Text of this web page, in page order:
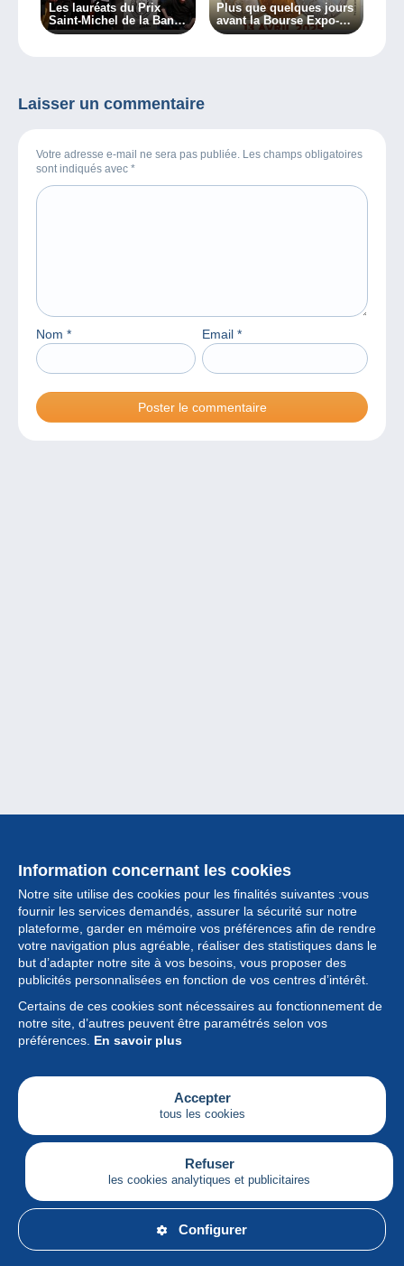
Les lauréats du Prix
Saint-Michel de la Bande
dessinée
Plus que quelques jours
avant la Bourse Expo-
vente de Saint-Cyr-sur-
Laisser un commentaire
Votre adresse e-mail ne sera pas publiée. Les champs obligatoires
sont indiqués avec *
Nom * Email *
Information concernant les cookies
Notre site utilise des cookies pour les finalités suivantes :vous
fournir les services demandés, assurer la sécurité sur notre
plateforme, garder en mémoire vos préférences afin de rendre
votre navigation plus agréable, réaliser des statistiques dans le
but d’adapter notre site à vos besoins, vous proposer des
publicités personnalisées en fonction de vos centres d’intérêt.
Certains de ces cookies sont nécessaires au fonctionnement de
notre site, d’autres peuvent être paramétrés selon vos
préférences. En savoir plus
Accepter
tous les cookies
Refuser
les cookies analytiques et publicitaires
Configurer
Collection
Actualités
Fonctionnalités
Société
Services
Articles
Français